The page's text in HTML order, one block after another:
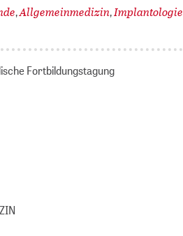
,Allgemeinmedizin,Implantologie
Fortbildungstagung